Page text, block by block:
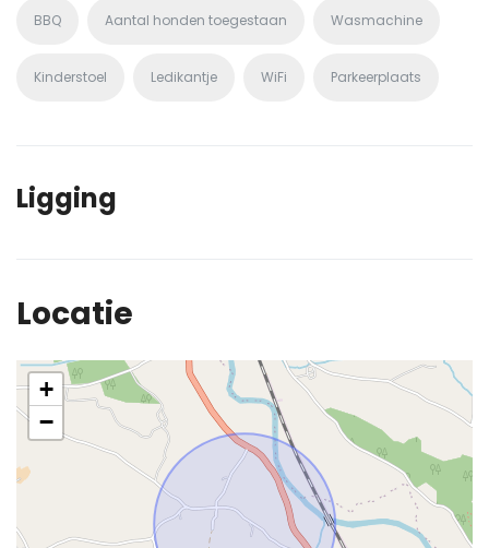
BBQ Aantal honden toegestaan Wasmachine
Kinderstoel Ledikantje WiFi Parkeerplaats
Ligging
Locatie
+
−